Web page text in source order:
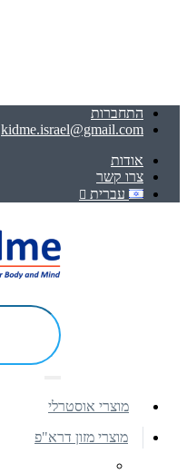
התחברות
kidme.israel@gmail.com
אודות
צרו קשר
עברית
מוצרי אוסטרלי
מוצרי מזון דרא"פ